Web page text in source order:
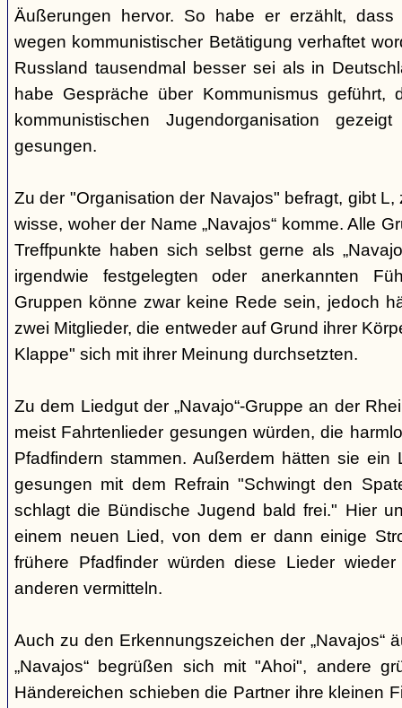
Äußerungen hervor. So habe er erzählt, dass
wegen kommunistischer Betätigung verhaftet
Russland tausendmal besser sei als in
habe Gespräche über Kommunismus
kommunistischen Jugendorganisation
gesungen.
Zu der "Organisation der Navajos" befragt, gibt
wisse, woher der Name „Navajos“ komme. Alle
Treffpunkte haben sich selbst gerne als
irgendwie festgelegten oder anerkannten
Gruppen könne zwar keine Rede sein, jedoch
zwei Mitglieder, die entweder auf Grund ihrer
Klappe" sich mit ihrer Meinung durchsetzten.
Zu dem Liedgut der „Navajo“-Gruppe an der
meist Fahrtenlieder gesungen würden, die
Pfadfindern stammen. Außerdem hätten sie ein
gesungen mit dem Refrain "Schwingt den
schlagt die Bündische Jugend bald frei." Hier
einem neuen Lied, von dem er dann einige
frühere Pfadfinder würden diese Lieder
anderen vermitteln.
Auch zu den Erkennungszeichen der „Navajos“
„Navajos“ begrüßen sich mit "Ahoi", andere
Händereichen schieben die Partner ihre kleinen